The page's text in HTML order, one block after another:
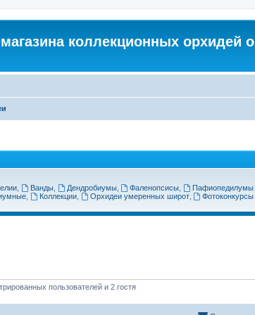
коллекционных орхидей
, Ванды, Дендробиумы, Фаленопсисы
Пафиопедилумы
, Коллекции, Орхидеи умеренных широт, Фотоконкурсы
пользователей и 2 гостя